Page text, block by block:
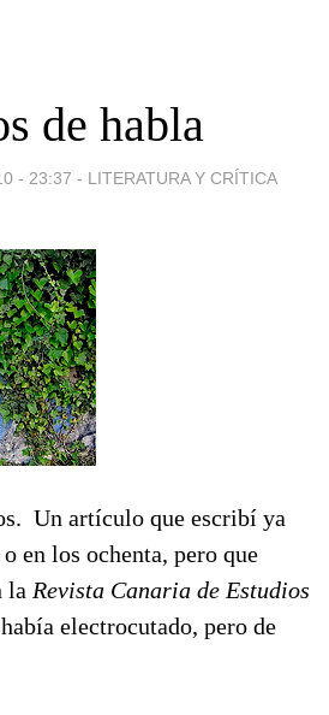
de habla
- 23:37 - LITERATURA Y CRÍTICA
Un artículo que escribí ya
en los ochenta, pero que
la Revista Canaria de Estudios
electrocutado, pero de